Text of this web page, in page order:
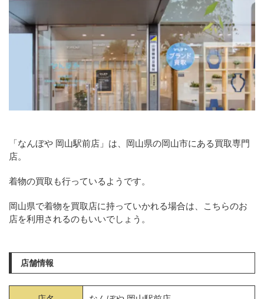
「なんぼや 岡山駅前店」は、岡山県の岡山市にある買取専門
店。
着物の買取も行っているようです。
岡山県で着物を買取店に持っていかれる場合は、こちらのお
店を利用されるのもいいでしょう。
店舗情報